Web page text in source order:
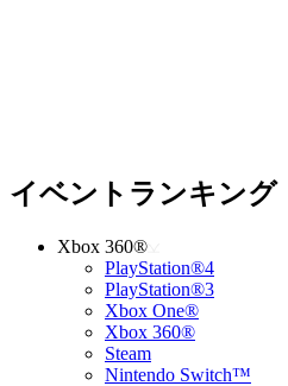
イベントランキング
Xbox 360®
PlayStation®4
PlayStation®3
Xbox One®
Xbox 360®
Steam
Nintendo Switch™